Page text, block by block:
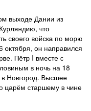
выходе Дании из
что
своего войска по морю
он направился
Пётр I вместе с
в ночь на 18
Новгород. Высшее
царём старшему в чине